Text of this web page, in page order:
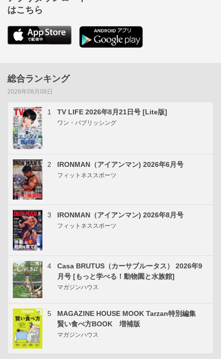
はこちら
総合ランキング
2026年08月08日
1 TV LIFE 2026年8月21日号 [Lite版]
ワン・パブリッシング
2 IRONMAN（アイアンマン) 2026年6月号
フィットネススポーツ
3 IRONMAN（アイアンマン) 2026年8月号
フィットネススポーツ
4
Casa BRUTUS（カーサブルータス） 2026年9
月号 [もっと学べる！動物園と水族館]
マガジンハウス
5
MAGAZINE HOUSE MOOK Tarzan特別編集
賢い食べ方BOOK 増補版
マガジンハウス